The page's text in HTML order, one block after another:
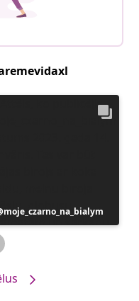
Ierakstu
publicējis
moje_czarno_na_bialym